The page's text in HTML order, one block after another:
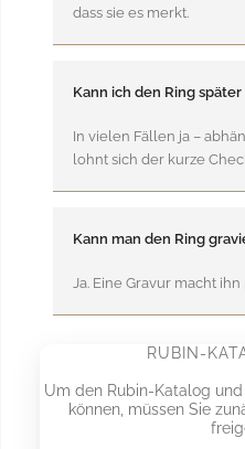
dass sie es merkt.
Kann ich den Ring später
In vielen Fällen ja –
lohnt sich der kurze
Kann man den Ring
Ja. Eine Gravur macht
RUBIN-
Um den Rubin-Katalog
können, müssen Sie